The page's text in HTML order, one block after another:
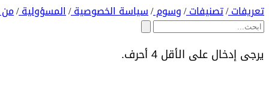
تعريفات/ تصنيفات/ وسوم/ سياسة الخصوصية/ المسؤولية/
يرجى إدخال على الأقل 4 أحرف.